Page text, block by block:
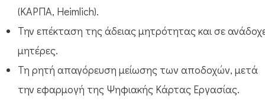
(ΚΑΡΠΑ, Heimlich).
Την επέκταση της άδειας μητρότητας και σε
μητέρες.
Τη ρητή απαγόρευση μείωσης των αποδοχών, μετά
την εφαρμογή της Ψηφιακής Κάρτας Εργασίας.